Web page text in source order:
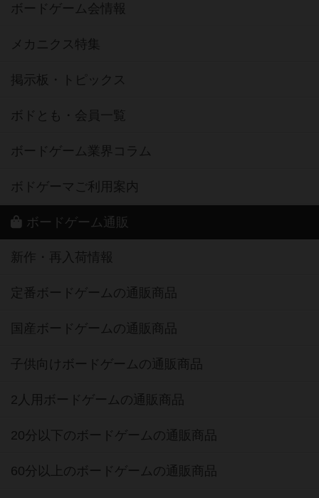
ボードゲーム会情報
メカニクス特集
掲示板・トピックス
ボドとも・会員一覧
ボードゲーム業界コラム
ボドゲーマご利用案内
ボードゲーム通販
新作・再入荷情報
定番ボードゲームの通販商品
国産ボードゲームの通販商品
子供向けボードゲームの通販商品
2人用ボードゲームの通販商品
20分以下のボードゲームの通販商品
60分以上のボードゲームの通販商品